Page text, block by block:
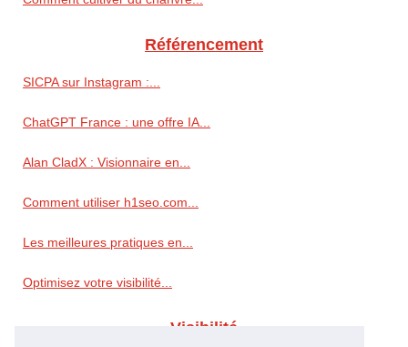
Référencement
SICPA sur Instagram :...
ChatGPT France : une offre IA...
Alan CladX : Visionnaire en...
Comment utiliser h1seo.com...
Les meilleures pratiques en...
Optimisez votre visibilité...
Visibilité